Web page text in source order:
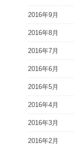
2016年9月
2016年8月
2016年7月
2016年6月
2016年5月
2016年4月
2016年3月
2016年2月